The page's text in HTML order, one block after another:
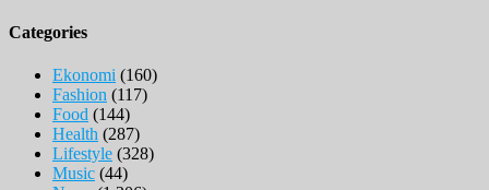
Categories
Ekonomi (160)
Fashion (117)
Food (144)
Health (287)
Lifestyle (328)
Music (44)